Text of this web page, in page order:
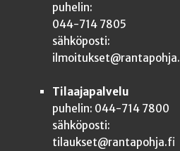
puhelin:
044-714 7805
sähköposti:
Tilaajapalvelu
puhelin: 044-714 7800
sähköposti:
tilaukset@rantapohja.fi